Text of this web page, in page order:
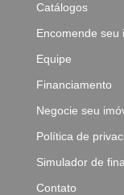
Catálogos
Encomende seu
Equipe
Financiamento
Negocie seu
Política de
Simulador de
Contato